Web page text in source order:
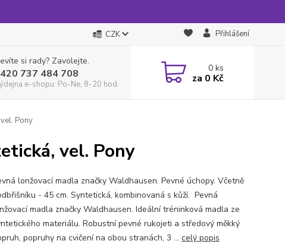
CZK Přihlášení
si rady? Zavolejte.
737 484 708
e-shopu: Po-Ne, 8-20 hod.
0ks
za 0 Kč
Pony
vel. Pony
lonžovací madla značky Waldhausen. Pevné úchopy. Včetně
- 45 cm. Syntetická, kombinovaná s kůží. Pevná
madla značky Waldhausen. Ideální tréninková madla ze
materiálu. Robustní pevné rukojeti a středový měkký
popruhy na cvičení na obou stranách, 3 ... celý popis